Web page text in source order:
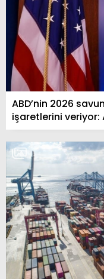
ABD’nin 2026
işaretlerini veriyor: